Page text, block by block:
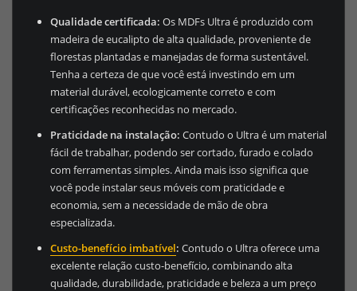
Qualidade certificada: Os MDFs Ultra é produzido com
madeira de eucalipto de alta qualidade, proveniente de
florestas plantadas e manejadas de forma sustentável.
Tenha a certeza de que você está investindo em um
material durável, ecologicamente correto e com
certificações reconhecidas no mercado.
Praticidade na instalação: Contudo o Ultra é um material
fácil de trabalhar, podendo ser cortado, furado e colado
com ferramentas simples. Ainda mais isso significa que
você pode instalar seus móveis com praticidade e
economia, sem a necessidade de mão de obra
especializada.
Custo-benefício imbatível: Contudo o Ultra oferece uma
excelente relação custo-benefício, combinando alta
qualidade, durabilidade, praticidade e beleza a um preço